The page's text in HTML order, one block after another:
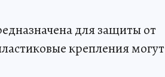
для защиты от
крепления могут